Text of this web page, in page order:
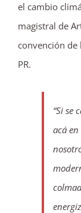
el cambio
magistral de
convención de
PR.
“Si se
acá